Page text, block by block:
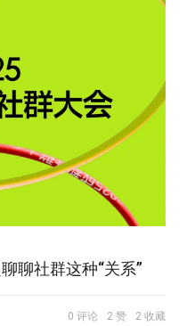
聊社群这种“关系”
0 评论 2 赞 2 收藏